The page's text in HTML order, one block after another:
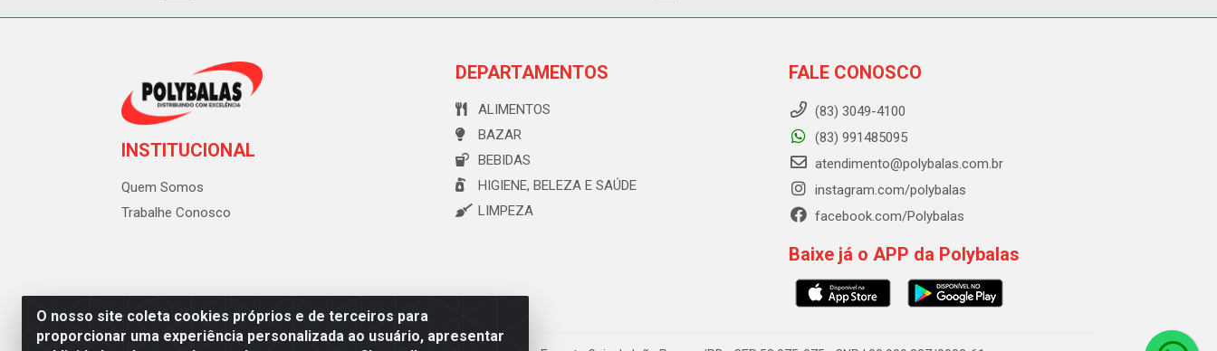
O nosso site coleta cookies próprios e de terceiros para
proporcionar uma experiência personalizada ao usuário, apresentar
INSTITUCIONAL
Quem Somos
Trabalhe Conosco
DEPARTAMENTOS
ALIMENTOS
BAZAR
BEBIDAS
HIGIENE, BELEZA E SAÚDE
LIMPEZA
FALE CONOSCO
(83) 3049-4100
(83) 991485095
atendimento@polybalas.com.br
instagram.com/polybalas
facebook.com/Polybalas
Baixe já o APP da Polybalas